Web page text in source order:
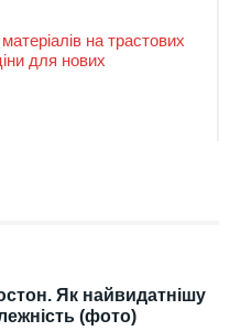
на трастових
для нових
Як найвидатнішу
(фото)